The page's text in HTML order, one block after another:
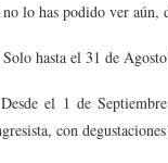
lo has podido ver aún,
hasta el 31 de
el 1 de
con